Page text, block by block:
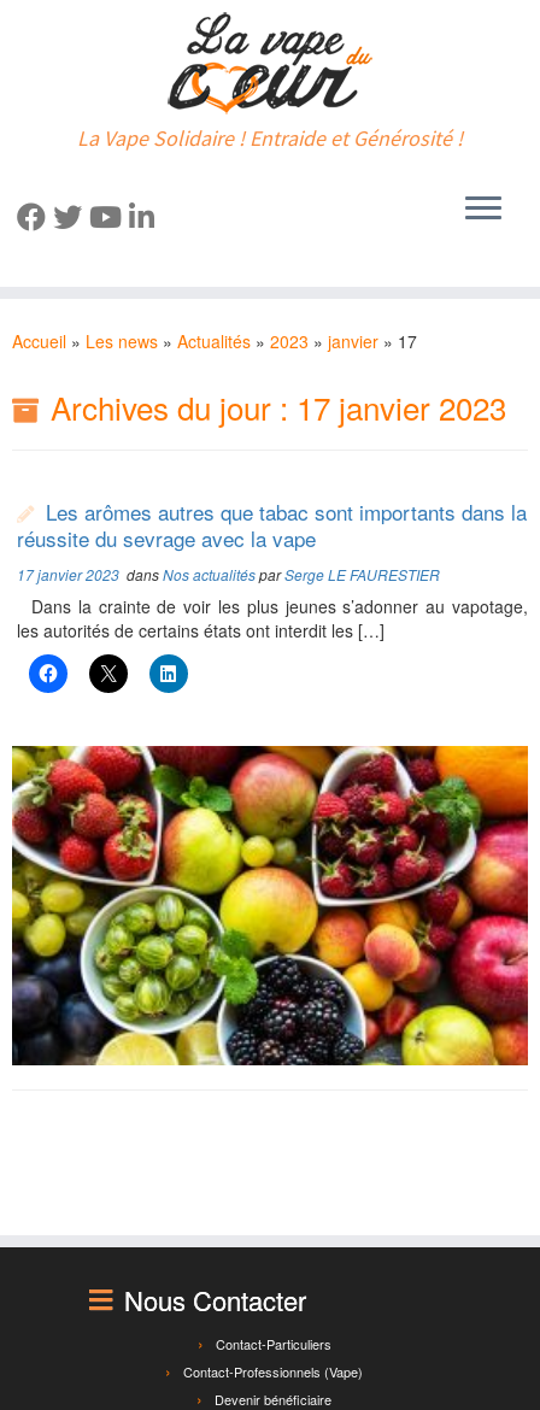
au
La Vape Solidaire ! Entraide et Générosité !
Accueil » Les news » Actualités » 2023 » janvier » 17
Archives du jour : 17 janvier 2023
Les arômes autres que tabac sont importants dans la
réussite du sevrage avec la vape
17 janvier 2023 dansNos actualitésparSerge LE FAURESTIER
Dans la crainte de voir les plus jeunes s’adonner au vapotage,
les autorités de certains états ont interdit les […]
Nous Contacter
Contact-Particuliers
Contact-Professionnels (Vape)
Devenir bénéficiaire